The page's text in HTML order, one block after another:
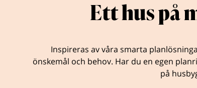
Ett hus på
Inspireras av våra smarta
önskemål och behov. Har du en egen
på